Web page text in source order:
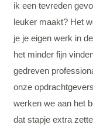
ik een tevreden
leuker maakt? Het
je je eigen werk in
het minder fijn
gedreven
onze
werken we aan het
dat stapje extra